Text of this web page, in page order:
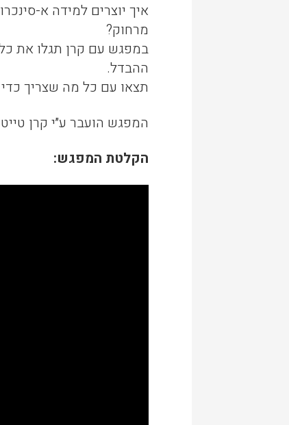
איך יוצרים למידה א-
מרחוק?
במפגש עם קרן תגלו את
ההבדל.
תצאו עם כל מה שצריך
המפגש הועבר ע״י קרן
הקלטת המפגש: